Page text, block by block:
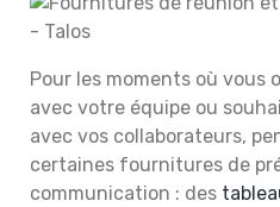
Pour les moments où vous
avec votre équipe ou
avec vos collaborateurs,
certaines fournitures de
communication : des